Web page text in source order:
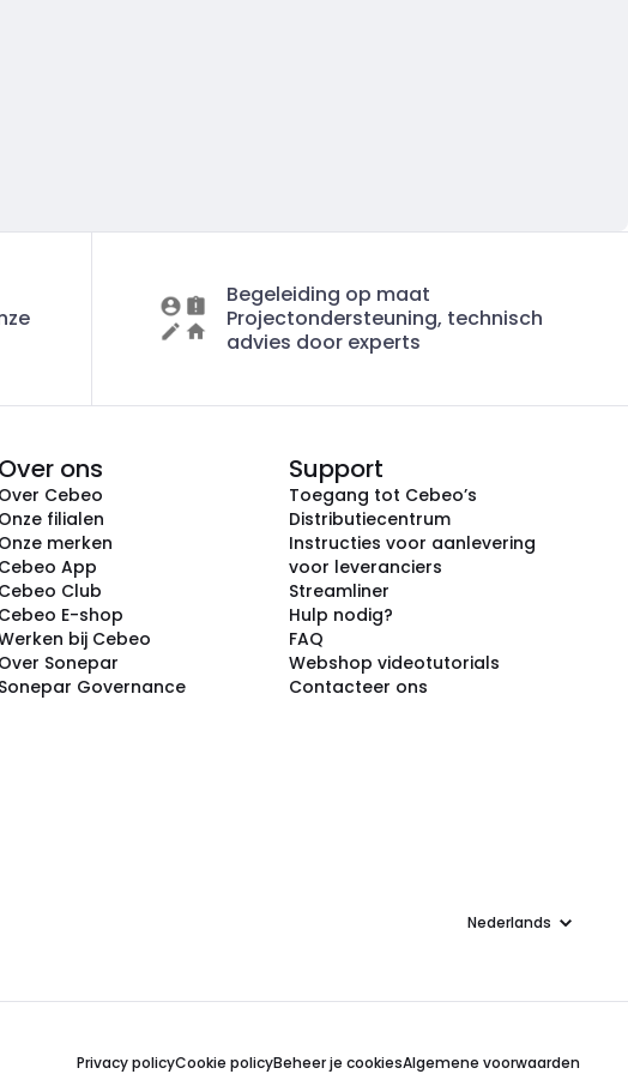
Begeleiding op maat
Projectondersteuning, technisch
advies door experts
Over ons
Over Cebeo
Onze filialen
Onze merken
Cebeo App
Cebeo Club
Cebeo E-shop
bij Cebeo
Over Sonepar
Sonepar Governance
Support
Toegang tot Cebeo’s
Distributiecentrum
Instructies voor aanlevering
voor leveranciers
Streamliner
Hulp nodig?
FAQ
Webshop videotutorials
Contacteer ons
Taal
Privacy policyCookie policyBeheer je cookiesAlgemene voorwaarden